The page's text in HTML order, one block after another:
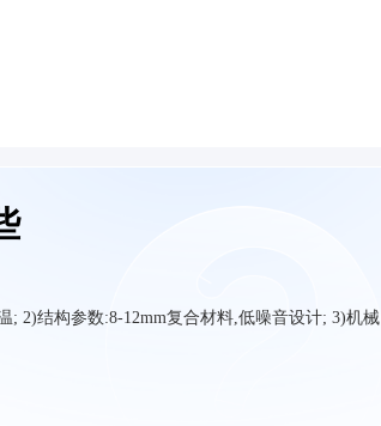
; 2)结构参数:8-12mm复合材料,低噪音设计; 3)机械